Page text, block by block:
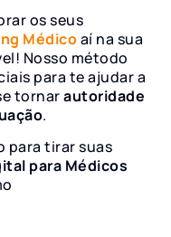
os seus
Médicoaí na sua
Nosso método
para te ajudar a
tornarautoridade
.
para tirar suas
para Médicos